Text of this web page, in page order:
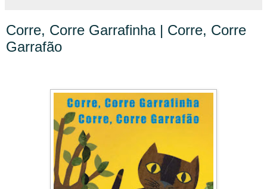
Corre, Corre Garrafinha | Corre, Corre
Garrafão